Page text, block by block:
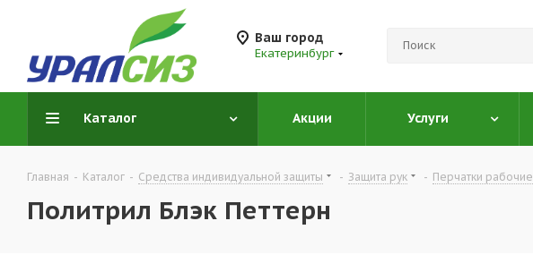
Ваш город
Екатеринбург
Каталог Акции Услуги
Главная - Каталог - Средства индивидуальной защиты - Защита рук - Перчатки рабочие
Политрил Блэк Петтерн